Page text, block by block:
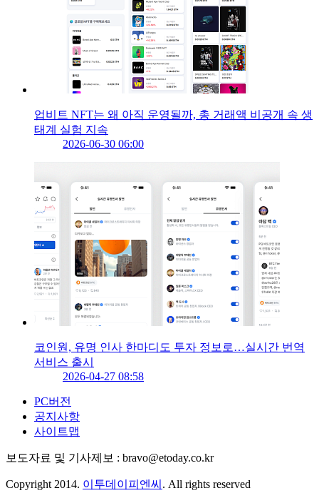
업비트 NFT는 왜 아직 운영될까, 총 거래액 비공개 속 생
태계 실험 지속
2026-06-30 06:00
코인원, 유명 인사 한마디도 투자 정보로…실시간 번역
서비스 출시
2026-04-27 08:58
PC버전
공지사항
사이트맵
보도자료 및 기사제보 : bravo@etoday.co.kr
Copyright 2014. 이투데이피엔씨 . All rights reserved